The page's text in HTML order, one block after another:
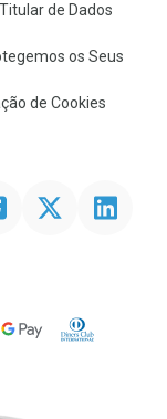
de Dados
os Seus
de Cookies
Twitter Linkedin
Google PayDiners Club